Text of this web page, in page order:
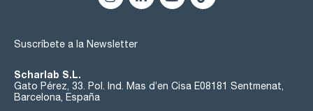
Suscríbete a la Newsletter
Scharlab S.L.
Gato Pérez, 33. Pol. Ind. Mas d’en Cisa E08181 Sentmenat,
Barcelona, España